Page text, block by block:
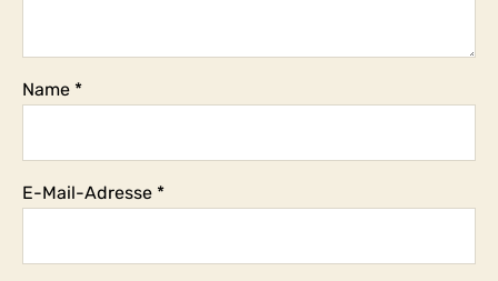
Name *
E-Mail-Adresse *